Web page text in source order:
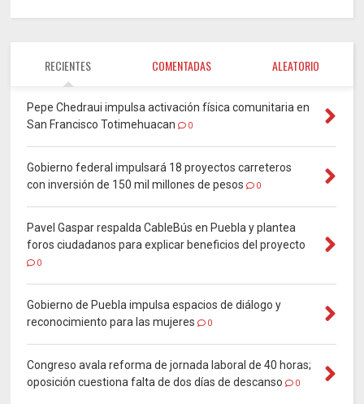
RECIENTES COMENTADAS ALEATORIO
Pepe Chedraui impulsa activación física comunitaria en
San Francisco Totimehuacan
0
Gobierno federal impulsará 18 proyectos carreteros
con inversión de 150 mil millones de pesos
0
Pavel Gaspar respalda CableBús en Puebla y plantea
foros ciudadanos para explicar beneficios del proyecto
0
Gobierno de Puebla impulsa espacios de diálogo y
reconocimiento para las mujeres
0
Congreso avala reforma de jornada laboral de 40 horas;
oposición cuestiona falta de dos días de descanso
0